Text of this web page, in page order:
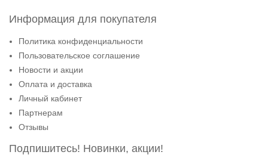
Информация для покупателя
Политика конфиденциальности
Пользовательское соглашение
Новости и акции
Оплата и доставка
Личный кабинет
Партнерам
Отзывы
Подпишитесь! Новинки, акции!